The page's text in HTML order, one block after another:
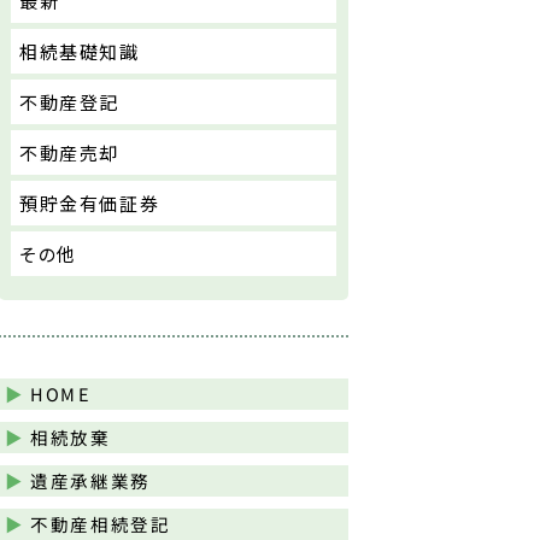
相続基礎知識
不動産登記
不動産売却
預貯金有価証券
その他
HOME
相続放棄
遺産承継業務
不動産相続登記